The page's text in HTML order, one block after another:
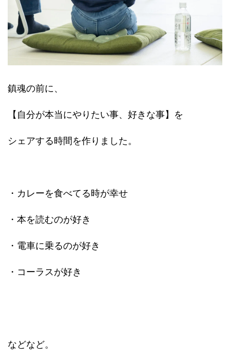
鎮魂の前に、
【自分が本当にやりたい事、好きな事】 を
シェアする時間を作りました。
・カレーを食べてる時が幸せ
・本を読むのが好き
・電車に乗るのが好き
・コーラスが好き
などなど。